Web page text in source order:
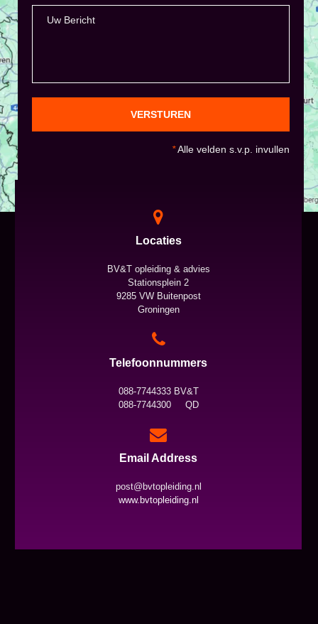
VERSTUREN
*Alle velden s.v.p. invullen
Locaties
BV&T opleiding & advies
Stationsplein 2
9285 VW Buitenpost
Groningen
Telefoonnummers
088-7744333 BV&T
088-7744300 QD
Email Address
post@bvtopleiding.nl
www.bvtopleiding.nl